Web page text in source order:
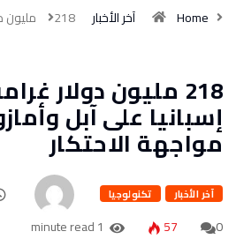
Home آخر الأخبار 218 مليون دولار…
218 مليون دولار
إسبانيا على آبل
مواجهة الاحتكار
آخر الأخبار تكنولوجيا
0
57
1 minute read